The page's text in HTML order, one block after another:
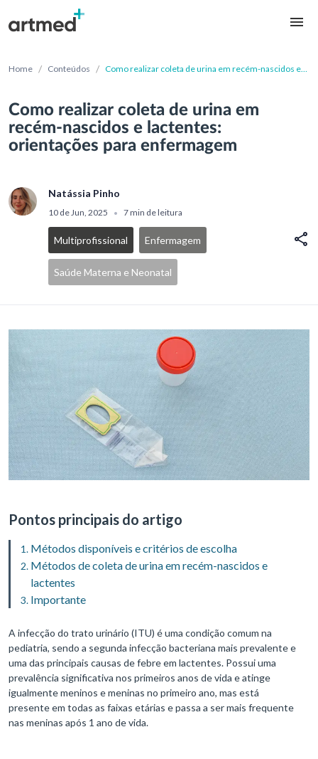
Home / Conteúdos / Como realizar coleta de urina em recém-nascidos e
Como realizar coleta de urina em
recém-nascidos e lactentes:
orientações para enfermagem
Natássia Pinho
10 de Jun, 2025 • 7 min de leitura
Multiprofissional Enfermagem
Saúde Materna e Neonatal
Pontos principais do artigo
Métodos disponíveis e critérios de escolha
Métodos de coleta de urina em recém-nascidos e
lactentes
Importante
A infecção do trato urinário (ITU) é uma condição comum na
pediatria, sendo a segunda infecção bacteriana mais prevalente e
uma das principais causas de febre em lactentes. Possui uma
prevalência significativa nos primeiros anos de vida e atinge
igualmente meninos e meninas no primeiro ano, mas está
presente em todas as faixas etárias e passa a ser mais frequente
nas meninas após 1 ano de vida.